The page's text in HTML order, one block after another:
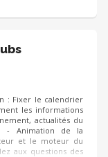
: Fixer le calendrier
les informations
actualités du
- Animation de la
et le moteur du
aux questions des